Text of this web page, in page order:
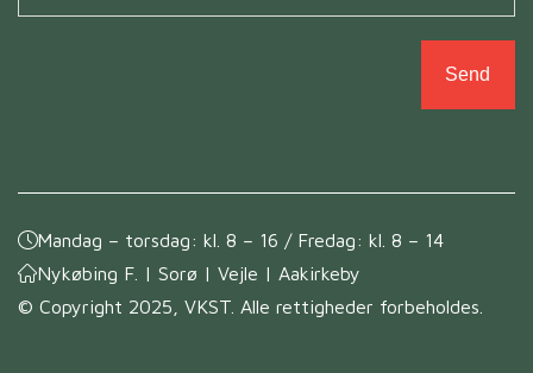
Mandag – torsdag: kl. 8 – 16 / Fredag: kl. 8 – 14
Nykøbing F. | Sorø | Vejle | Aakirkeby
© Copyright 2025, VKST. Alle rettigheder forbeholdes.